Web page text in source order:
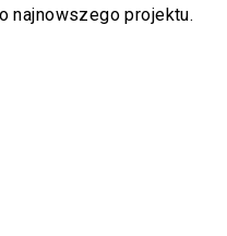
najnowszego projektu.